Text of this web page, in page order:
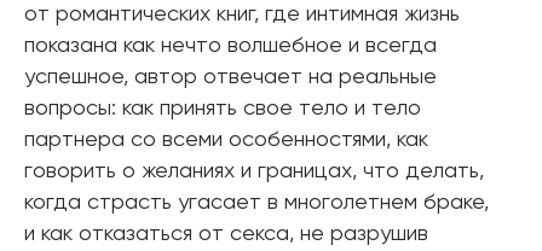
от романтических книг, где интимная жизнь
показана как нечто волшебное и всегда
успешное, автор отвечает на реальные
вопросы: как принять свое тело и тело
партнера со всеми особенностями, как
говорить о желаниях и границах, что делать,
когда страсть угасает в многолетнем браке,
и как отказаться от секса, не разрушив